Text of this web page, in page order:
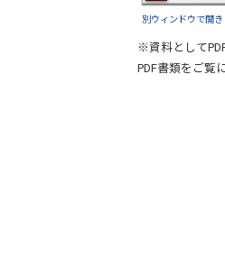
別ウィンドウで開き
※資料として
PDF書類をご覧